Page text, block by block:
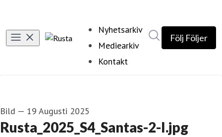
Nyhetsarkiv
Mediearkiv
Kontakt
Följ Följer
Bild — 19 Augusti 2025
Rusta_2025_S4_Santas-2-I.jpg